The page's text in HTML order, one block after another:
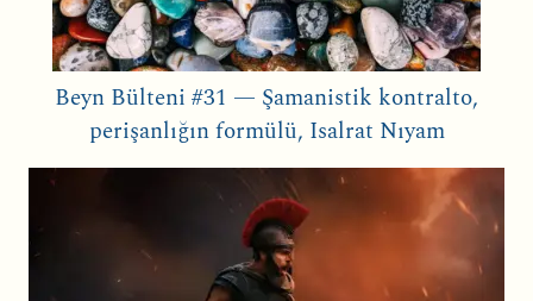
Beyn Bülteni #31 — Şamanistik kontralto,
perişanlığın formülü, Isalrat Nıyam